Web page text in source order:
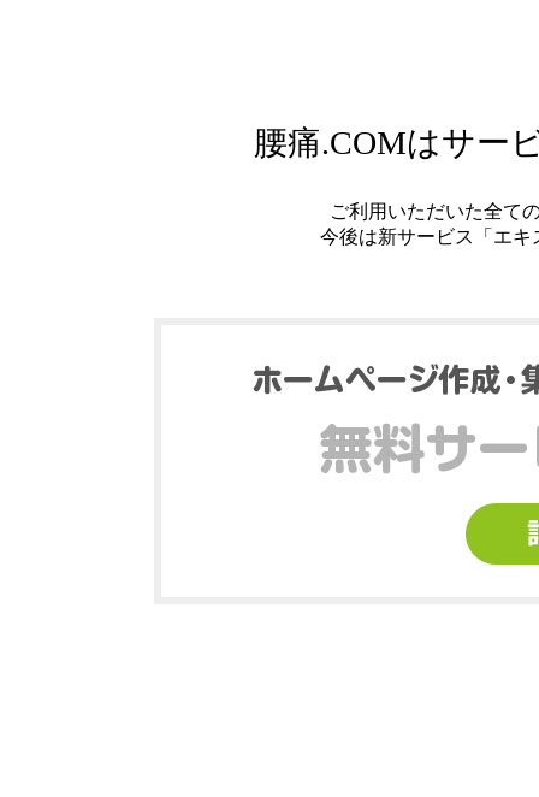
腰痛.COMはサー
ご利用いただいた全て
今後は新サービス「エ